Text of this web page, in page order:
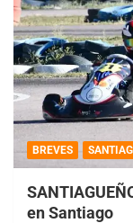
BREVES
en Santiago